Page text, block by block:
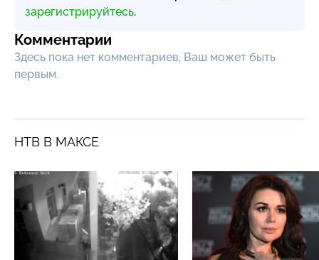
зарегистрируйтесь.
Комментарии
Здесь пока нет комментариев, Ваш может быть
первым.
НТВ В МАКСЕ